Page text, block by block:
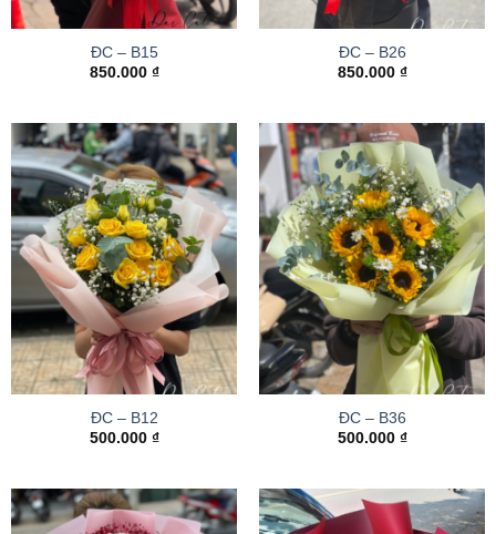
ĐC – B15
850.000 ₫
ĐC – B26
850.000 ₫
ĐC – B12
500.000 ₫
ĐC – B36
500.000 ₫